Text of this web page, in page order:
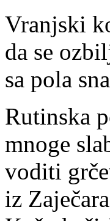
Vranjski
da se
sa pola
Rutinska
mnoge
voditi
iz